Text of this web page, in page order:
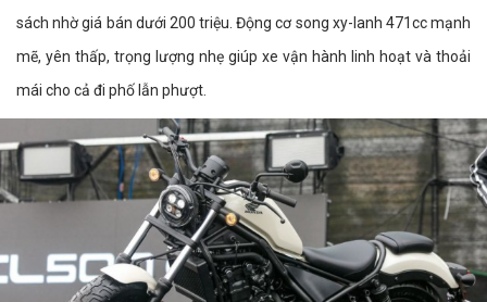
sách nhờ giá bán dưới 200 triệu. Động cơ song xy-lanh 471cc mạnh
mẽ, yên thấp, trọng lượng nhẹ giúp xe vận hành linh hoạt và thoải
mái cho cả đi phố lẫn phượt.